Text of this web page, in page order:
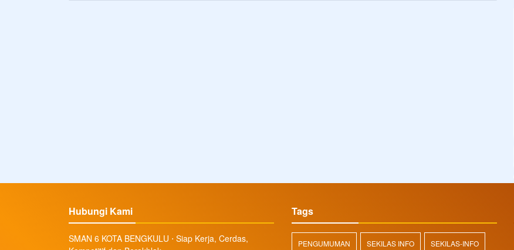
Hubungi Kami
SMAN 6 KOTA BENGKULU ⋅ Siap Kerja, Cerdas,
Tags
PENGUMUMAN SEKILAS INFO SEKILAS-INFO